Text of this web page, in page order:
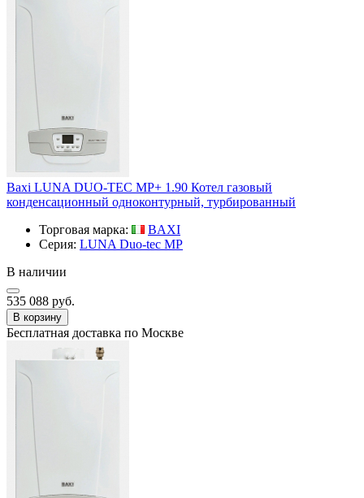
Baxi LUNA DUO-TEC MP+ 1.90 Котел газовый
конденсационный одноконтурный, турбированный
Торговая марка:
BAXI
Серия: LUNA Duo-tec MP
В наличии
535 088 руб.
В корзину
Бесплатная доставка по Москве